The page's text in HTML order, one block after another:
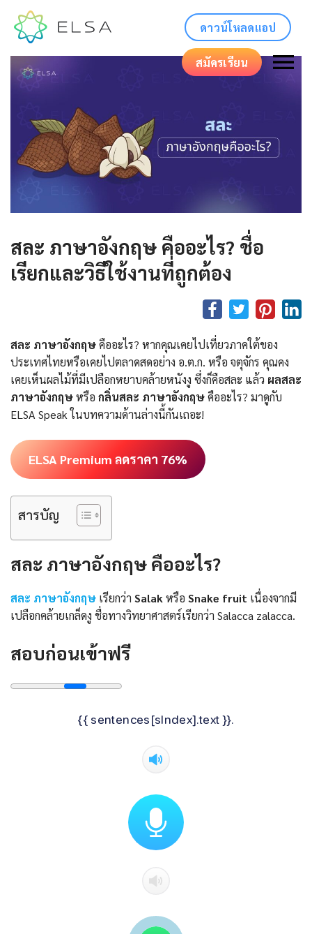
ดาวน์โหลดแอป
สมัครเรียน
สละ ภาษาอังกฤษ คืออะไร? ชื่อ
เรียกและวิธีใช้งานที่ถูกต้อง
สละ ภาษาอังกฤษคืออะไร? หากคุณเคยไปเที่ยวภาคใต้ของ
ประเทศไทยหรือเคยไปตลาดสดอย่าง อ.ต.ก. หรือ จตุจักร คุณคง
เคยเห็นผลไม้ที่มีเปลือกหยาบคล้ายหนังงู ซึ่งก็คือสละ แล้ว ผลสละ
ภาษาอังกฤษหรือ กลิ่นสละ ภาษาอังกฤษคืออะไร? มาดูกับ
ELSA Speak ในบทความด้านล่างนี้กันเถอะ!
ELSA Premium ลดราคา 76%
สารบัญ
สละ ภาษาอังกฤษ คืออะไร?
สละ ภาษาอังกฤษ เรียกว่า Salak หรือ Snake fruit เนื่องจากมี
เปลือกคล้ายเกล็ดงู ชื่อทางวิทยาศาสตร์เรียกว่า Salacca zalacca.
สอบก่อนเข้าฟรี
{{ sentences[sIndex].text }}.